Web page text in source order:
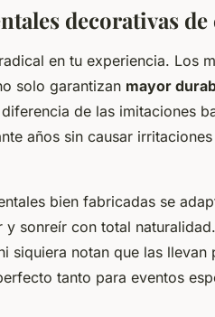
decorativas de
en tu experiencia. Los
solo garantizan mayor
de las imitaciones
años sin causar irritaciones
bien fabricadas se
sonreír con total
siquiera notan que las llevan
tanto para eventos